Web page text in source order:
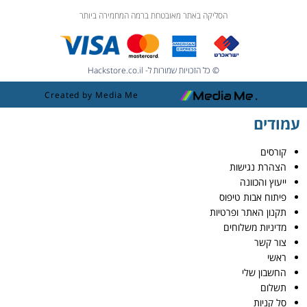
הסליקה באתר מאובטחת ברמה המחמירה ביותר
© כל הזכויות שמורות ל- Hackstore.co.il
Created by Media Me
עמודים
קורסים
הצהרת נגישות
ייעוץ והכוונה
פיתוח אבות טיפוס
תקנון האתר ופרטיות
מדיניות משלוחים
צור קשר
ראשי
החשבון שלי
תשלום
סל קניות